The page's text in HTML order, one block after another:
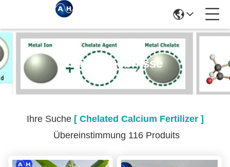
Suchergebnisse
Ihre Suche [ Chelated Calcium Fertilizer ]
Übereinstimmung 116 Produits